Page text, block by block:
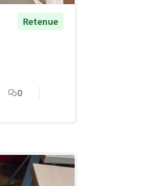
Retenue
0